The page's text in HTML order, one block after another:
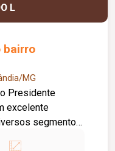
L
bairro
MG
Presidente
excelente
segmentos.